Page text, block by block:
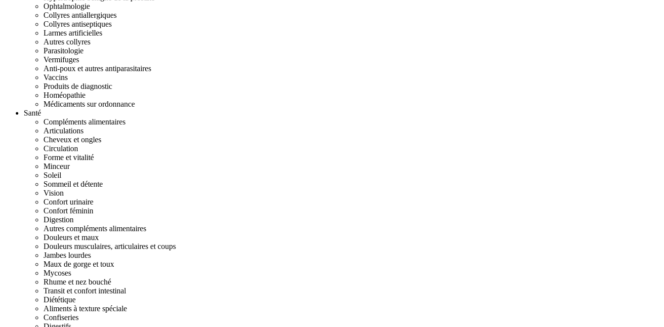
Ophtalmologie
Collyres antiallergiques
Collyres antiseptiques
Larmes artificielles
Autres collyres
Parasitologie
Vermifuges
Anti-poux et autres antiparasitaires
Vaccins
Produits de diagnostic
Homéopathie
Médicaments sur ordonnance
Santé
Compléments alimentaires
Articulations
Cheveux et ongles
Circulation
Forme et vitalité
Minceur
Soleil
Sommeil et détente
Vision
Confort urinaire
Confort féminin
Digestion
Autres compléments alimentaires
Douleurs et maux
Douleurs musculaires, articulaires et coups
Jambes lourdes
Maux de gorge et toux
Mycoses
Rhume et nez bouché
Transit et confort intestinal
Diététique
Aliments à texture spéciale
Confiseries